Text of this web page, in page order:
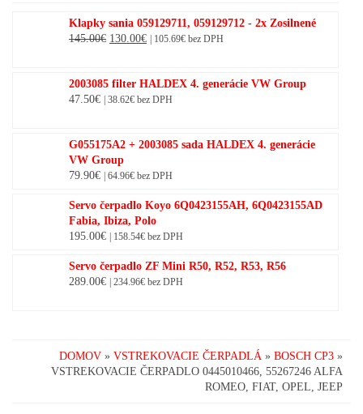
Klapky sania 059129711, 059129712 - 2x Zosilnené
145.00€ Original
145.00€.
130.00€Current
130.00€.
105.69€ bez DPH
2003085 filter HALDEX 4. generácie VW Group
47.50€ 38.62€ bez DPH
G055175A2 + 2003085 sada HALDEX 4. generácie
VW Group
79.90€ 64.96€ bez DPH
Servo čerpadlo Koyo 6Q0423155AH, 6Q0423155AD
Fabia, Ibiza, Polo
195.00€ 158.54€ bez DPH
Servo čerpadlo ZF Mini R50, R52, R53, R56
289.00€ 234.96€ bez DPH
DOMOV » VSTREKOVACIE ČERPADLÁ » BOSCH CP3 »
VSTREKOVACIE ČERPADLO 0445010466, 55267246 ALFA
ROMEO, FIAT, OPEL, JEEP